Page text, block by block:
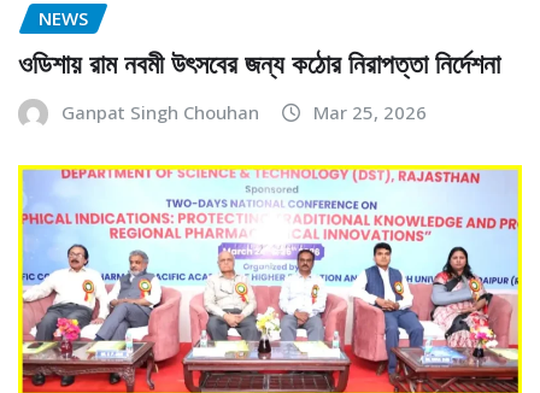
NEWS
ওডিশায় রাম নবমী উৎসবের জন্য কঠোর নিরাপত্তা নির্দেশনা
Ganpat Singh Chouhan Mar 25, 2026